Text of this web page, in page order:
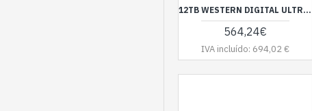
12TB WESTERN DIGITAL ULTRASTAR DC HC555 0B48720 3,5 ZOLL SATA 6 GBIT/S
564,24€
IVA incluído: 694,02 €